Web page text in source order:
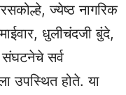
ज्येष्ठ नागरिक
धुलीचंदजी बुंदे,
सर्व
उपस्थित होते. या